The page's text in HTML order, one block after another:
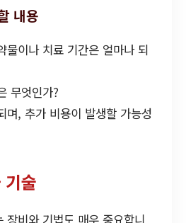
내용
물이나 치료 기간은 얼마나 되
무엇인가?
며, 추가 비용이 발생할 가능성
술
장비와 기법도 매우 중요합니